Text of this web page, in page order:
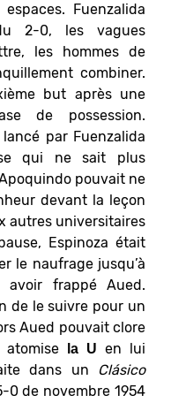
Fuenzalida
2-0, les vagues
les hommes de
combiner.
but après une
de possession.
par Fuenzalida
qui ne sait plus
pouvait ne
devant la leçon
autres universitaires
Espinoza était
le naufrage jusqu’à
avoir frappé Aued.
de le suivre pour un
Aued pouvait clore
atomise la U en lui
dans un
Clásico
0 de novembre 1954